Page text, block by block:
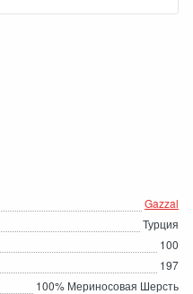
Gazzal
Турция
100
197
100% Мериносовая Шерсть